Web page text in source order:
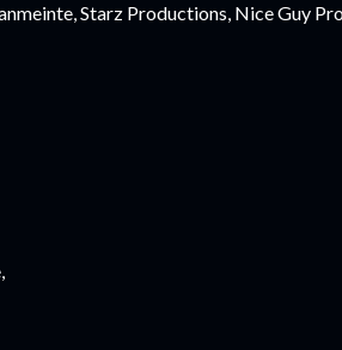
Starz Productions, Nice Guy